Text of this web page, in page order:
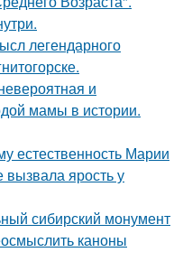
легендарного
и
мамы в истории.
естественность Марии
вызвала ярость у
сибирский монумент
каноны